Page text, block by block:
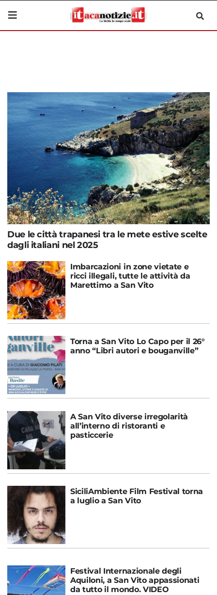
Due le città trapanesi tra le mete estive scelte
dagli italiani nel 2025
Imbarcazioni in zone vietate e
ricci illegali, tutte le attività da
Marettimo a San Vito
Torna a San Vito Lo Capo per il 26°
anno “Libri autori e bouganville”
A San Vito diverse irregolarità
all’interno di ristoranti e
pasticcerie
SiciliAmbiente Film Festival torna
a luglio a San Vito
Festival Internazionale degli
Aquiloni, a San Vito appassionati
da tutto il mondo. VIDEO